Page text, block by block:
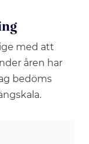
med att
åren har
bedöms